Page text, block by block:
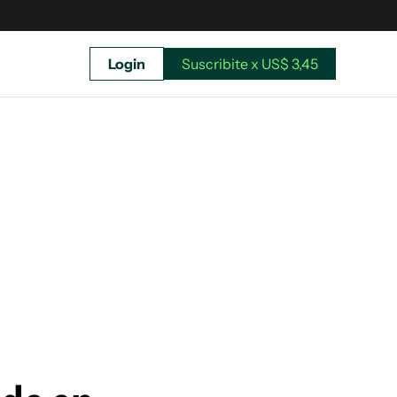
Login Suscribite x US$ 3,45